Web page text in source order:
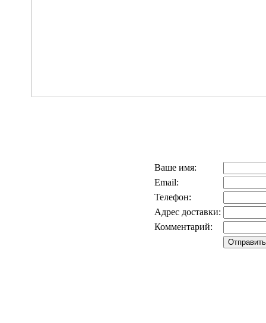
Ваше имя:
Email:
Телефон:
Адрес доставки:
Комментарий: